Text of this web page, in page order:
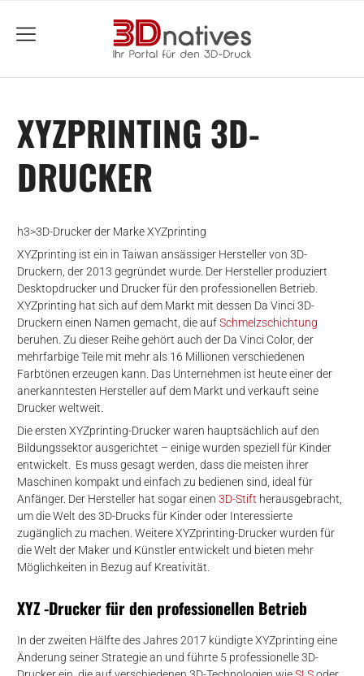
menu
XYZPRINTING 3D-
DRUCKER
h3>3D-Drucker der Marke XYZprinting
XYZprinting ist ein in Taiwan ansässiger Hersteller von 3D-
Druckern, der 2013 gegründet wurde. Der Hersteller produziert
Desktopdrucker und Drucker für den professionellen Betrieb.
XYZprinting hat sich auf dem Markt mit dessen Da Vinci 3D-
Druckern einen Namen gemacht, die aufSchmelzschichtung
beruhen. Zu dieser Reihe gehört auch der Da Vinci Color, der
mehrfarbige Teile mit mehr als 16 Millionen verschiedenen
Farbtönen erzeugen kann. Das Unternehmen ist heute einer der
anerkanntesten Hersteller auf dem Markt und verkauft seine
Drucker weltweit.
Die ersten XYZprinting-Drucker waren hauptsächlich auf den
Bildungssektor ausgerichtet – einige wurden speziell für Kinder
entwickelt. Es muss gesagt werden, dass die meisten ihrer
Maschinen kompakt und einfach zu bedienen sind, ideal für
Anfänger. Der Hersteller hat sogar einen 3D-Stift herausgebracht,
um die Welt des 3D-Drucks für Kinder oder Interessierte
zugänglich zu machen. Weitere XYZprinting-Drucker wurden für
die Welt der Maker und Künstler entwickelt und bieten mehr
Möglichkeiten in Bezug auf Kreativität.
XYZ -Drucker für den professionellen Betrieb
In der zweiten Hälfte des Jahres 2017 kündigte XYZprinting eine
Änderung seiner Strategie an und führte 5 professionelle 3D-